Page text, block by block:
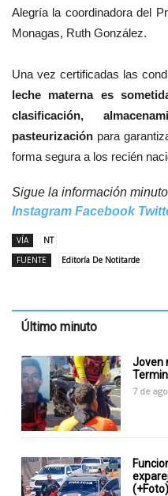
Alegría la coordinadora del
Monagas, Ruth González.
Una vez certificadas las
leche materna es
clasificación,
pasteurización para
forma segura a los recién
Sigue la información
Instagram Facebook
VÍA
NT
FUENTE
Editoría De Notitarde
Último minuto
Joven
7 de
(+Foto)